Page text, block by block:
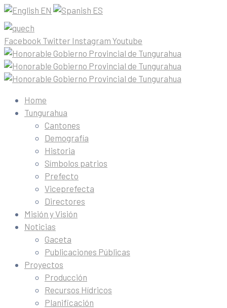
EN ES
Facebook Twitter Instagram Youtube
Home
Tungurahua
Cantones
Demografía
Historia
Símbolos patrios
Prefecto
Viceprefecta
Directores
Misión y Visión
Noticias
Gaceta
Publicaciones Públicas
Proyectos
Producción
Recursos Hídricos
Planificación